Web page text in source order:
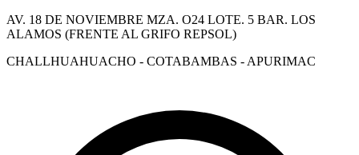
AV. 18 DE NOVIEMBRE MZA. O24 LOTE. 5 BAR. LOS
ALAMOS (FRENTE AL GRIFO REPSOL)
CHALLHUAHUACHO - COTABAMBAS - APURIMAC